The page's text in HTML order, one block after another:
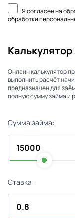
Я согласен на
обработки
Онлайн калькулятор
выполнить расчёт
предназначен для
полную сумму займа и
Сумма займа:
Ставка: